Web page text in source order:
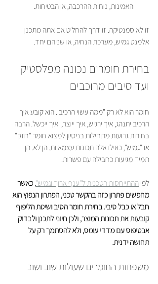
האמינות, נוחות ההרכבה, או הבטיחות.
זו לא סמנטיקה. זו דרך להחליט אם אתה מתכנן
אלמנט גמיש, מערכת הנחיה, או שניהם יחד.
בחירת חומרים נכונה מפלסטיק
ועד סיבים מרוכבים
חומר הוא לא רק "ממה עשוי הרכיב". הוא קובע איך
הרכיב יתנהג, איך ירגיש, איך ייוצר, ואיך ייכשל. הרבה
בחירות גרועות מתחילות בניסיון למצוא חומר "חזק"
או "גמיש", כאילו אלה תכונות עצמאיות. הן לא. הן
תמיד מגיעות כחבילה עם פשרות.
לפי ההתייחסות הטכנית ל"ענף ארוך וגמיש", כאשר
מחפשים פתרון כזה בהקשר טכני, הפתרון הנפוץ הוא
חבל או כבל סיבי. בחירת חומר הסיב ושיטת הליפוף
קובעות את תכונות המוצר, ולכן חיוני לתכנן ולבדוק
אבטיפוס עם מדדי עומס, ולא להסתמך רק על
תחושה ידנית.
משפחות החומרים שעולות שוב ושוב